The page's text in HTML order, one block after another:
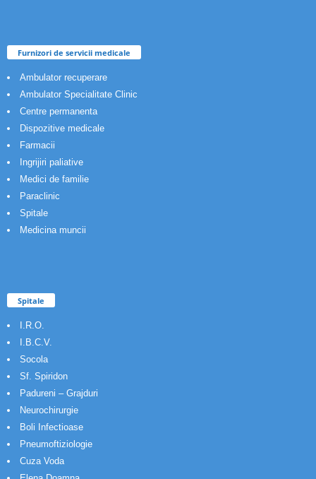
Furnizori de servicii medicale
Ambulator recuperare
Ambulator Specialitate Clinic
Centre permanenta
Dispozitive medicale
Farmacii
Ingrijiri paliative
Medici de familie
Paraclinic
Spitale
Medicina muncii
Spitale
I.R.O.
I.B.C.V.
Socola
Sf. Spiridon
Padureni – Grajduri
Neurochirurgie
Boli Infectioase
Pneumoftiziologie
Cuza Voda